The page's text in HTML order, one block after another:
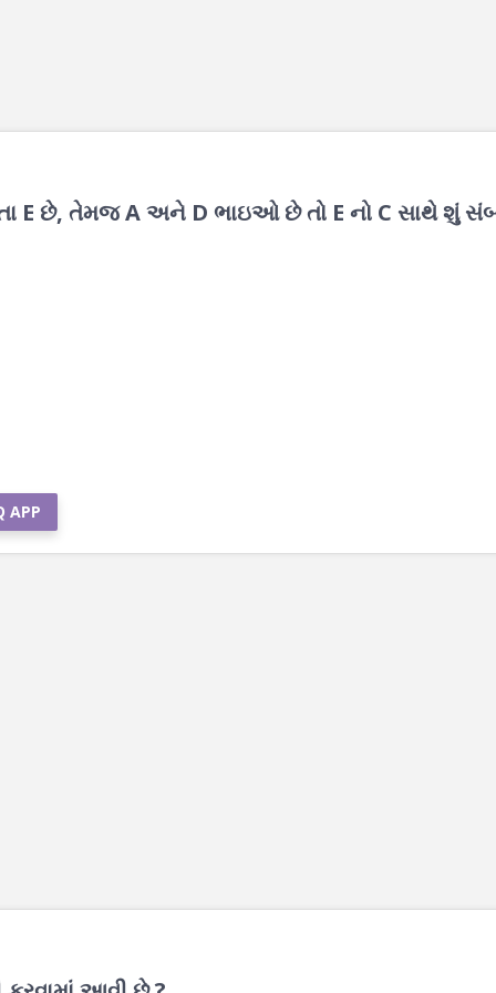
E છે, તેમજ A અને D ભાઇઓ છે તો E નો C સાથે શું
APP